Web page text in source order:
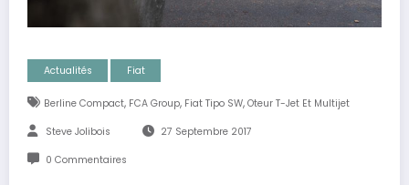
Actualités Fiat
Berline Compact, FCA Group, Fiat Tipo SW, Oteur T-Jet Et Multijet
Steve Jolibois 27 Septembre 2017
0 Commentaires